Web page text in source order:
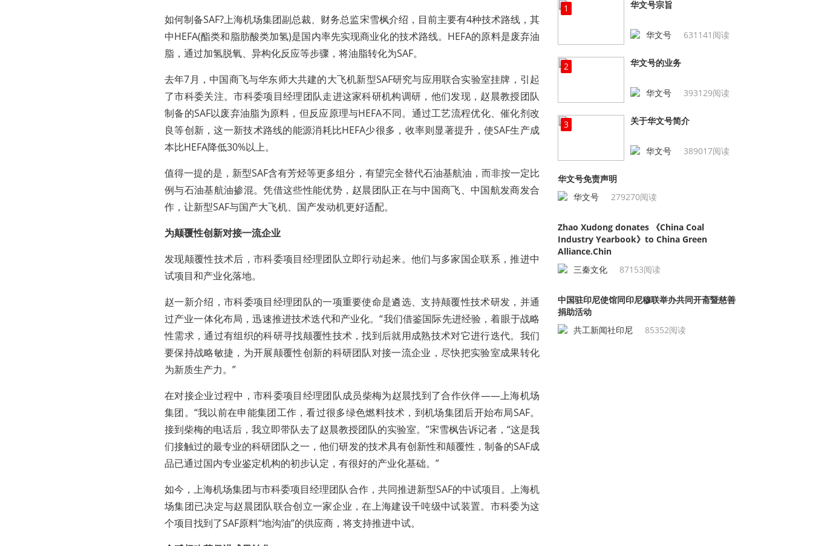
如何制备SAF?上海机场集团副总裁、财务总监宋雪枫介绍，目前主要有4种技术路线，其
中HEFA(酯类和脂肪酸类加氢)是国内率先实现商业化的技术路线。HEFA的原料是废弃油
脂，通过加氢脱氧、异构化反应等步骤，将油脂转化为SAF。
去年7月，中国商飞与华东师大共建的大飞机新型SAF研究与应用联合实验室挂牌，引起
了市科委关注。市科委项目经理团队走进这家科研机构调研，他们发现，赵晨教授团队
制备的SAF以废弃油脂为原料，但反应原理与HEFA不同。通过工艺流程优化、催化剂改
良等创新，这一新技术路线的能源消耗比HEFA少很多，收率则显著提升，使SAF生产成
本比HEFA降低30%以上。
值得一提的是，新型SAF含有芳烃等更多组分，有望完全替代石油基航油，而非按一定比
例与石油基航油掺混。凭借这些性能优势，赵晨团队正在与中国商飞、中国航发商发合
作，让新型SAF与国产大飞机、国产发动机更好适配。
为颠覆性创新对接一流企业
发现颠覆性技术后，市科委项目经理团队立即行动起来。他们与多家国企联系，推进中
试项目和产业化落地。
赵一新介绍，市科委项目经理团队的一项重要使命是遴选、支持颠覆性技术研发，并通
过产业一体化布局，迅速推进技术迭代和产业化。“我们借鉴国际先进经验，着眼于战略
性需求，通过有组织的科研寻找颠覆性技术，找到后就用成熟技术对它进行迭代。我们
要保持战略敏捷，为开展颠覆性创新的科研团队对接一流企业，尽快把实验室成果转化
为新质生产力。”
在对接企业过程中，市科委项目经理团队成员柴梅为赵晨找到了合作伙伴——上海机场
集团。“我以前在申能集团工作，看过很多绿色燃料技术，到机场集团后开始布局SAF。
接到柴梅的电话后，我立即带队去了赵晨教授团队的实验室。”宋雪枫告诉记者，“这是我
们接触过的最专业的科研团队之一，他们研发的技术具有创新性和颠覆性，制备的SAF成
品已通过国内专业鉴定机构的初步认定，有很好的产业化基础。”
如今，上海机场集团与市科委项目经理团队合作，共同推进新型SAF的中试项目。上海机
场集团已决定与赵晨团队联合创立一家企业，在上海建设千吨级中试装置。市科委为这
个项目找到了SAF原料“地沟油”的供应商，将支持推进中试。
1 华文号宗旨
华文号 631141阅读
2 华文号的业务
华文号 393129阅读
3 关于华文号简介
华文号 389017阅读
华文号免责声明
华文号
279270阅读
Zhao Xudong donates 《China Coal
Industry Yearbook》to China Green
Alliance.Chin
三秦文化
87153阅读
中国驻印尼使馆同印尼穆联举办共同开斋暨慈善
捐助活动
共工新闻社印尼
85352阅读